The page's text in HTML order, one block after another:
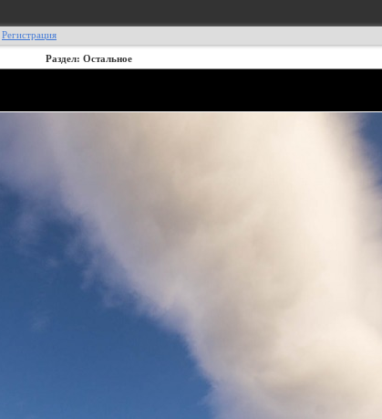
Регистрация
Раздел: Остальное